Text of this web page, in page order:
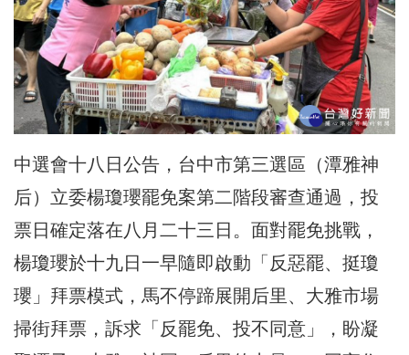
中選會十八日公告，台中市第三選區（潭雅神
后）立委楊瓊瓔罷免案第二階段審查通過，投
票日確定落在八月二十三日。面對罷免挑戰，
楊瓊瓔於十九日一早隨即啟動「反惡罷、挺瓊
瓔」拜票模式，馬不停蹄展開后里、大雅市場
掃街拜票，訴求「反罷免、投不同意」，盼凝